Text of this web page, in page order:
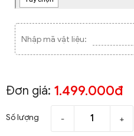
Nhập mã vật liệu:
Đơn giá: 1.499.000đ
Số lượng - +